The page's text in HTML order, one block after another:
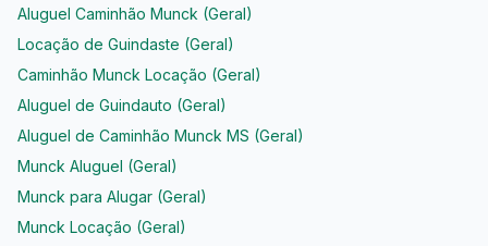
Aluguel Caminhão Munck (Geral)
Locação de Guindaste (Geral)
Caminhão Munck Locação (Geral)
Aluguel de Guindauto (Geral)
Aluguel de Caminhão Munck MS (Geral)
Munck Aluguel (Geral)
Munck para Alugar (Geral)
Munck Locação (Geral)